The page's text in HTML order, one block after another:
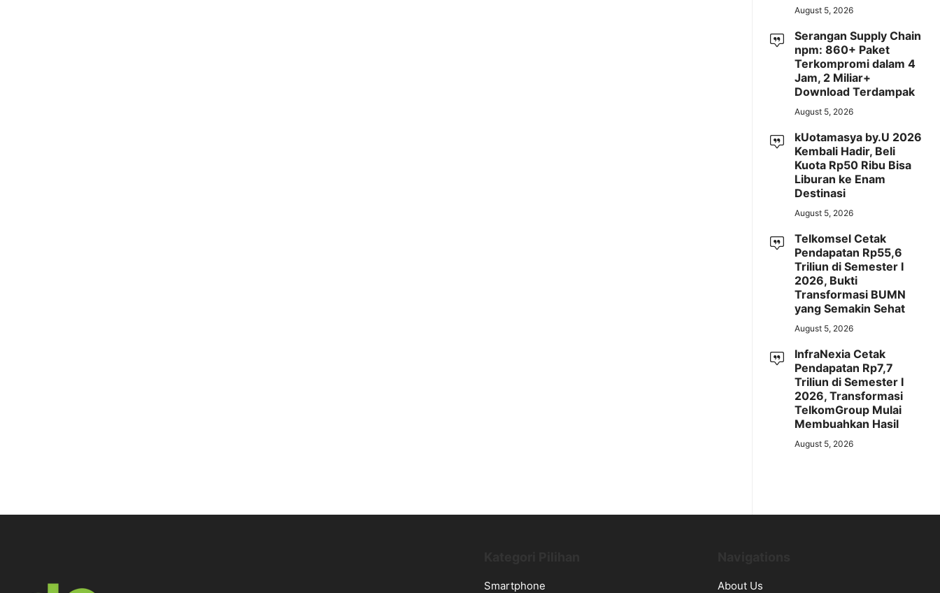
August 5, 2026
Serangan Supply Chain
npm: 860+ Paket
Terkompromi dalam 4
Jam, 2 Miliar+
Download Terdampak
August 5, 2026
kUotamasya by.U 2026
Kembali Hadir, Beli
Kuota Rp50 Ribu Bisa
Liburan ke Enam
Destinasi
August 5, 2026
Telkomsel Cetak
Pendapatan Rp55,6
Triliun di Semester I
2026, Bukti
Transformasi BUMN
yang Semakin Sehat
August 5, 2026
InfraNexia Cetak
Pendapatan Rp7,7
Triliun di Semester I
2026, Transformasi
TelkomGroup Mulai
Membuahkan Hasil
August 5, 2026
Smartphone
About Us